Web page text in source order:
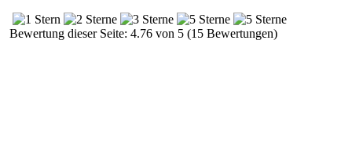
Bewertung dieser Seite: 4.76 von 5 (15 Bewertungen)